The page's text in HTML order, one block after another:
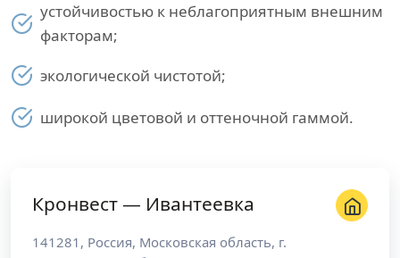
устойчивостью к неблагоприятным внешним
факторам;
экологической чистотой;
широкой цветовой и оттеночной гаммой.
Кронвест — Ивантеевка
141281 , Россия, Московская область, г.